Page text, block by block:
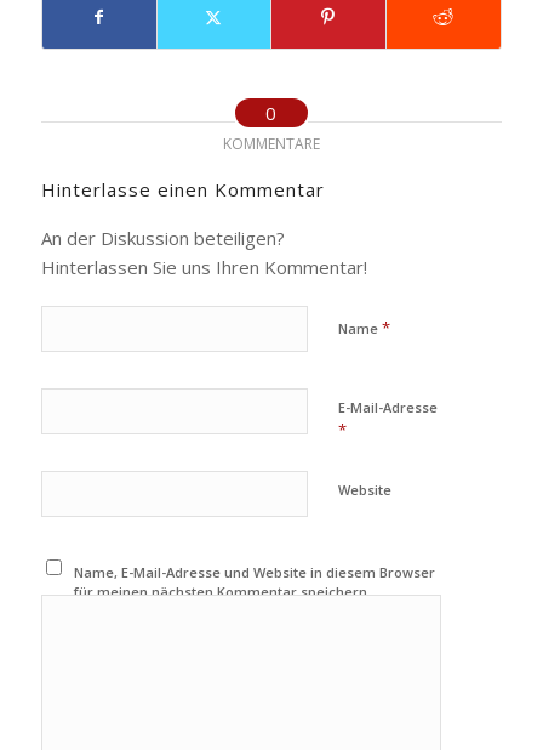
0
KOMMENTARE
Hinterlasse einen Kommentar
An der Diskussion beteiligen?
Hinterlassen Sie uns Ihren Kommentar!
Name *
E-Mail-Adresse
*
Website
Name, E-Mail-Adresse und Website in diesem Browser
für meinen nächsten Kommentar speichern.